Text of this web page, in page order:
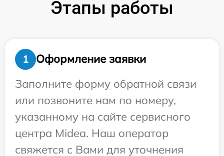
Этапы работы
1
Оформление заявки
Заполните форму обратной связи
или позвоните нам по номеру,
указанному на сайте сервисного
центра Midea. Наш оператор
свяжется с Вами для уточнения